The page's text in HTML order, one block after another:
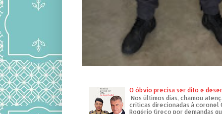
O óbvio precisa ser dito e
Nos últimos dias, chamou
críticas direcionadas à coronel
Rogério Greco por demandas